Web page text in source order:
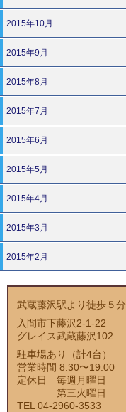
2015年10月
2015年9月
2015年8月
2015年7月
2015年6月
2015年5月
2015年4月
2015年3月
2015年2月
武蔵藤沢駅より徒歩５分
入間市下藤沢2-1-22
グレイス武蔵藤沢102
駐車場あり（計4台）
営業時間 8:30〜19:00
定休日 毎週月曜日
第三火曜日
TEL 04-2960-3533